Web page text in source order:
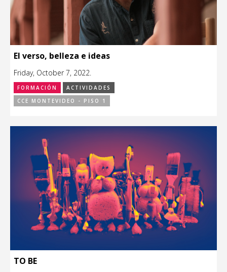
El verso, belleza e ideas
Friday, October 7, 2022.
FORMACIÓN
ACTIVIDADES
CCE MONTEVIDEO - PISO 1
TO BE